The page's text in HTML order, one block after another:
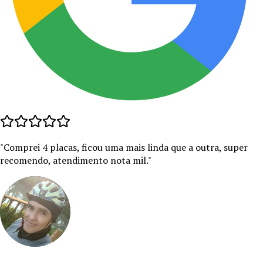
"Comprei 4 placas, ficou uma mais linda que a outra, super
recomendo, atendimento nota mil."